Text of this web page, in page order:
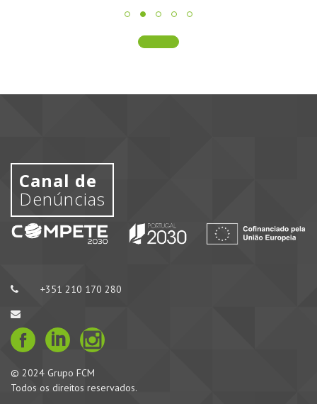
Canal de
Denúncias
+351 210 170 280
© 2024 Grupo FCM
Todos os direitos reservados.